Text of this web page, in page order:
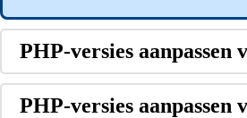
PHP-versies
PHP-versies aanpassen